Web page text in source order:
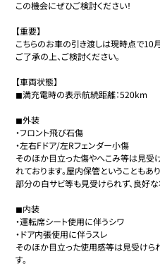
この機会にぜひご検討ください！
【重要】
こちらのお車の引き渡しは現時点で10
ご了承の上、ご検討ください。
【車両状態】
◼︎満充電時の表示航続距離：520km
◼︎外装
・フロント飛び石傷
・左右Fドア/左Rフェンダー小傷
そのほか目立った傷やへこみ等は見受
れております。屋内保管ということもあ
部分の白サビ等も見受けられず、良好
◼︎内装
・運転席シート使用に伴うシワ
・ドア内張使用に伴うスレ
そのほか目立った使用感等は見受けら
す。